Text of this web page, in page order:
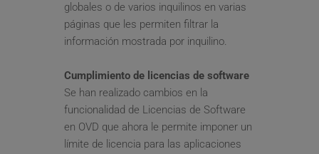
globales o de varios inquilinos en varias
páginas que les permiten filtrar la
información mostrada por inquilino.
Cumplimiento de licencias de software
Se han realizado cambios en la
funcionalidad de Licencias de Software
en OVD que ahora le permite imponer un
límite de licencia para las aplicaciones